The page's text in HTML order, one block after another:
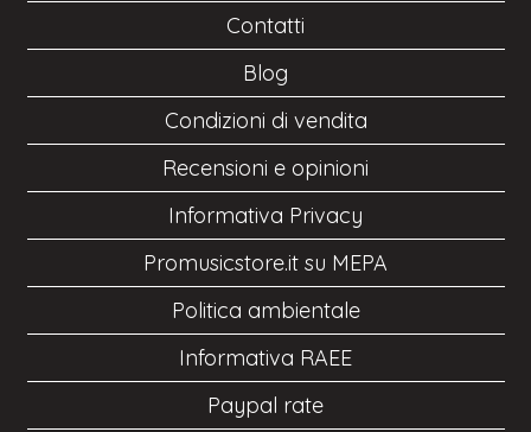
Contatti
Blog
Condizioni di vendita
Recensioni e opinioni
Informativa Privacy
Promusicstore.it su MEPA
Politica ambientale
Informativa RAEE
Paypal rate